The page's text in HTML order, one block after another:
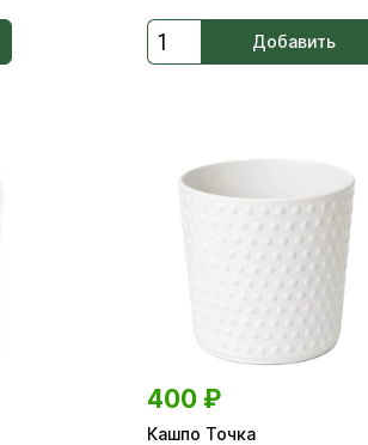
Добавить
400 ₽
Кашпо Точка